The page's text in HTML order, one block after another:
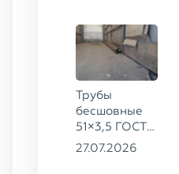
Трубы
бесшовные
51×3,5 ГОСТ
8732-78, ст.
27.07.2026